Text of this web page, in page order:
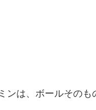
は、ボールそのも